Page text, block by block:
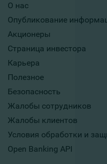
О нас
Опубликование
Акционеры
Страница инвестора
Карьера
Полезное
Безопасность
Жалобы сотрудников
Жалобы клиентов
Условия обработки и
Open Banking API